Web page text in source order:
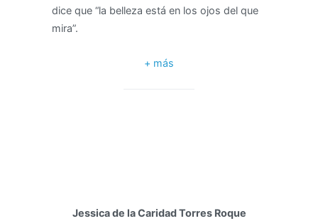
dice que “la belleza está en los ojos del que
mira”.
+ más
Jessica de la Caridad Torres Roque